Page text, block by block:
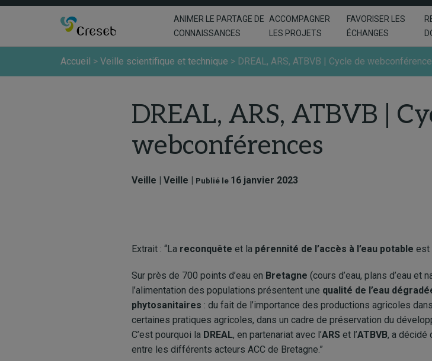
ANIMER LE PARTAGE DE
CONNAISSANCES
ACCOMPAGNER
LES PROJETS
FAVORISER LES
ÉCHANGES
Accueil > Veille scientifique et technique > DREAL, ARS, ATBVB | Cycle de
DREAL, ARS, ATBVB |
webconférences
Veille | Veille | Publié le 16 janvier 2023
Extrait : “La reconquête et la pérennité de l’accès à l’eau potable est
Sur près de 700 points d’eau en Bretagne (cours d’eau, plans d’eau
l’alimentation des populations présentent une qualité de l’eau
phytosanitaires : du fait de l’importance des productions agricoles
certaines pratiques agricoles, dans un cadre de préservation du
C’est pourquoi la DREAL, en partenariat avec l’ARS et l’ATBVB, a décidé
entre les différents acteurs ACC de Bretagne.”